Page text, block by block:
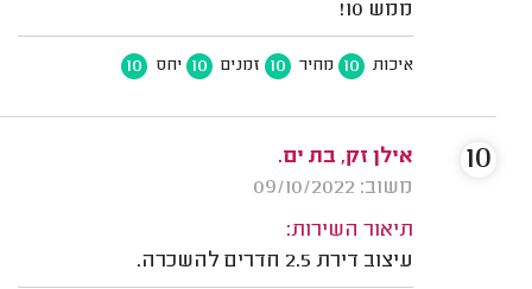
ממש 10!
איכות 10 מחיר 10 זמנים 10 יחס 10
אילן זק, בת ים.
משוב: 09/10/2022
תיאור השירות:
עיצוב דירת 2.5 חדרים להשכרה.
10